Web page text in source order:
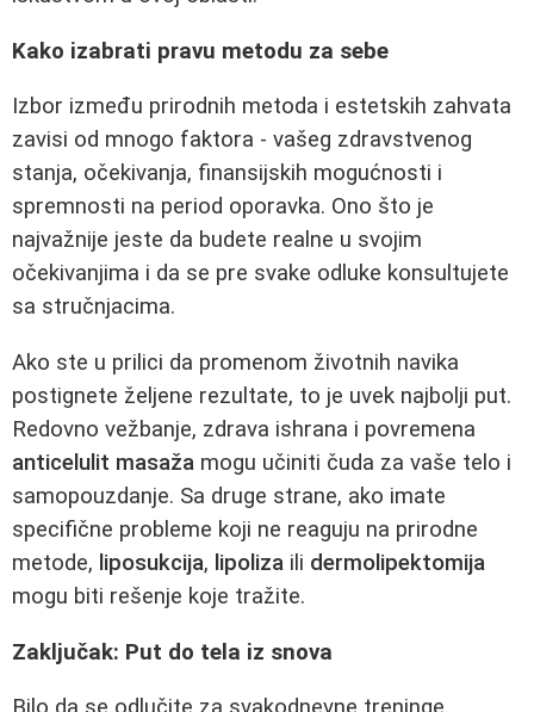
Kako izabrati pravu metodu za sebe
Izbor između prirodnih metoda i estetskih zahvata
zavisi od mnogo faktora - vašeg zdravstvenog
stanja, očekivanja, finansijskih mogućnosti i
spremnosti na period oporavka. Ono što je
najvažnije jeste da budete realne u svojim
očekivanjima i da se pre svake odluke konsultujete
sa stručnjacima.
Ako ste u prilici da promenom životnih navika
postignete željene rezultate, to je uvek najbolji put.
Redovno vežbanje, zdrava ishrana i povremena
anticelulit masaža mogu učiniti čuda za vaše telo i
samopouzdanje. Sa druge strane, ako imate
specifične probleme koji ne reaguju na prirodne
metode, liposukcija, lipoliza ili dermolipektomija
mogu biti rešenje koje tražite.
Zaključak: Put do tela iz snova